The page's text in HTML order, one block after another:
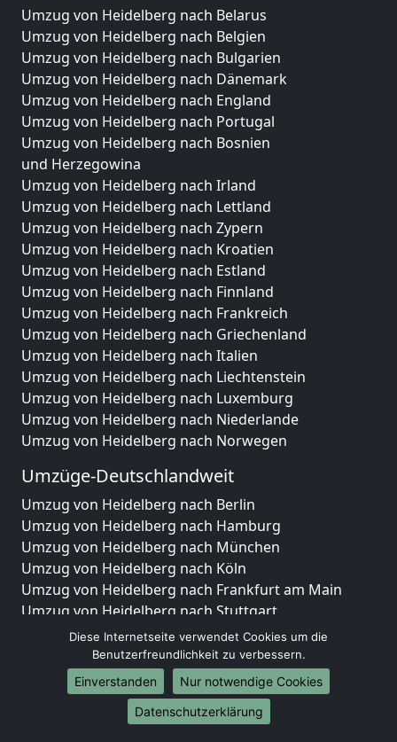
Umzug von Heidelberg nach Belarus
Umzug von Heidelberg nach Belgien
Umzug von Heidelberg nach Bulgarien
Umzug von Heidelberg nach Dänemark
Umzug von Heidelberg nach England
Umzug von Heidelberg nach Portugal
Umzug von Heidelberg nach Bosnien
und Herzegowina
Umzug von Heidelberg nach Irland
Umzug von Heidelberg nach Lettland
Umzug von Heidelberg nach Zypern
Umzug von Heidelberg nach Kroatien
Umzug von Heidelberg nach Estland
Umzug von Heidelberg nach Finnland
Umzug von Heidelberg nach Frankreich
Umzug von Heidelberg nach Griechenland
Umzug von Heidelberg nach Italien
Umzug von Heidelberg nach Liechtenstein
Umzug von Heidelberg nach Luxemburg
Umzug von Heidelberg nach Niederlande
Umzug von Heidelberg nach Norwegen
Umzüge-Deutschlandweit
Umzug von Heidelberg nach Berlin
Umzug von Heidelberg nach Hamburg
Umzug von Heidelberg nach München
Umzug von Heidelberg nach Köln
Umzug von Heidelberg nach Frankfurt am Main
Umzug von Heidelberg nach Stuttgart
Umzug von Heidelberg nach Düsseldorf
Umzug von Heidelberg nach Leipzig
Umzug von Heidelberg nach Dortmund
Umzug von Heidelberg nach Essen
Umzug von Heidelberg nach Bremen
Diese Internetseite verwendet Cookies um die
Benutzerfreundlichkeit zu verbessern.
Einverstanden
Nur notwendige Cookies
Datenschutzerklärung